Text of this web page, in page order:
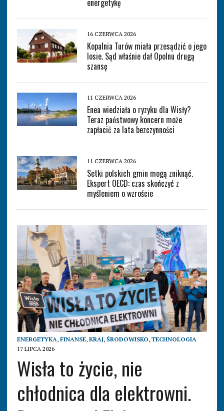
energetykę
16 CZERWCA 2026
Kopalnia Turów miała przesądzić o jego
losie. Sąd właśnie dał Opolnu drugą
szansę
11 CZERWCA 2026
Enea wiedziała o ryzyku dla Wisły?
Teraz państwowy koncern może
zapłacić za lata bezczynności
11 CZERWCA 2026
Setki polskich gmin mogą zniknąć.
Ekspert OECD: czas skończyć z
myśleniem o wzroście
ENERGETYKA, FINANSE, KRAJ, ŚRODOWISKO, TECHNOLOGIA
17 LIPCA 2026
Wisła to życie, nie
chłodnica dla elektrowni.